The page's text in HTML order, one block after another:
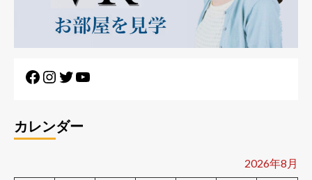
Facebook
Instagram
Twitter
カレンダー
2026年8月